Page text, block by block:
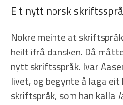
Eit nytt norsk
Nokre meinte at
heilt ifrå dansken. Då
nytt skriftsspråk. Ivar
livet, og begynte å laga
skriftspråk, som han kalla